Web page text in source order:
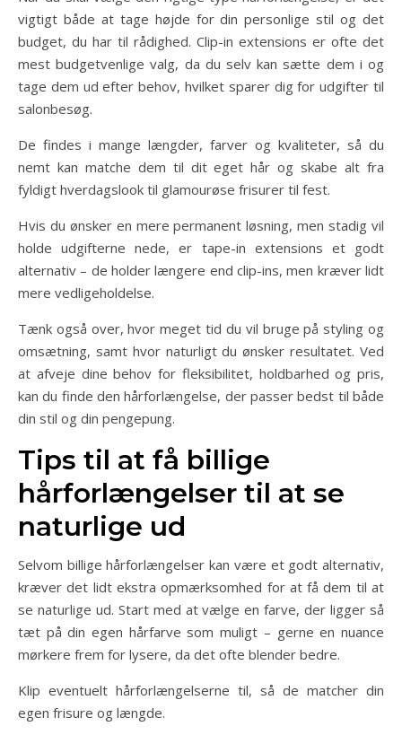
vigtigt både at tage højde for din personlige stil og det
budget, du har til rådighed. Clip-in extensions er ofte det
mest budgetvenlige valg, da du selv kan sætte dem i og
tage dem ud efter behov, hvilket sparer dig for udgifter til
salonbesøg.
De findes i mange længder, farver og kvaliteter, så du
nemt kan matche dem til dit eget hår og skabe alt fra
fyldigt hverdagslook til glamourøse frisurer til fest.
Hvis du ønsker en mere permanent løsning, men stadig vil
holde udgifterne nede, er tape-in extensions et godt
alternativ – de holder længere end clip-ins, men kræver lidt
mere vedligeholdelse.
Tænk også over, hvor meget tid du vil bruge på styling og
omsætning, samt hvor naturligt du ønsker resultatet. Ved
at afveje dine behov for fleksibilitet, holdbarhed og pris,
kan du finde den hårforlængelse, der passer bedst til både
din stil og din pengepung.
Tips til at få billige
hårforlængelser til at se
naturlige ud
Selvom billige hårforlængelser kan være et godt alternativ,
kræver det lidt ekstra opmærksomhed for at få dem til at
se naturlige ud. Start med at vælge en farve, der ligger så
tæt på din egen hårfarve som muligt – gerne en nuance
mørkere frem for lysere, da det ofte blender bedre.
Klip eventuelt hårforlængelserne til, så de matcher din
egen frisure og længde.